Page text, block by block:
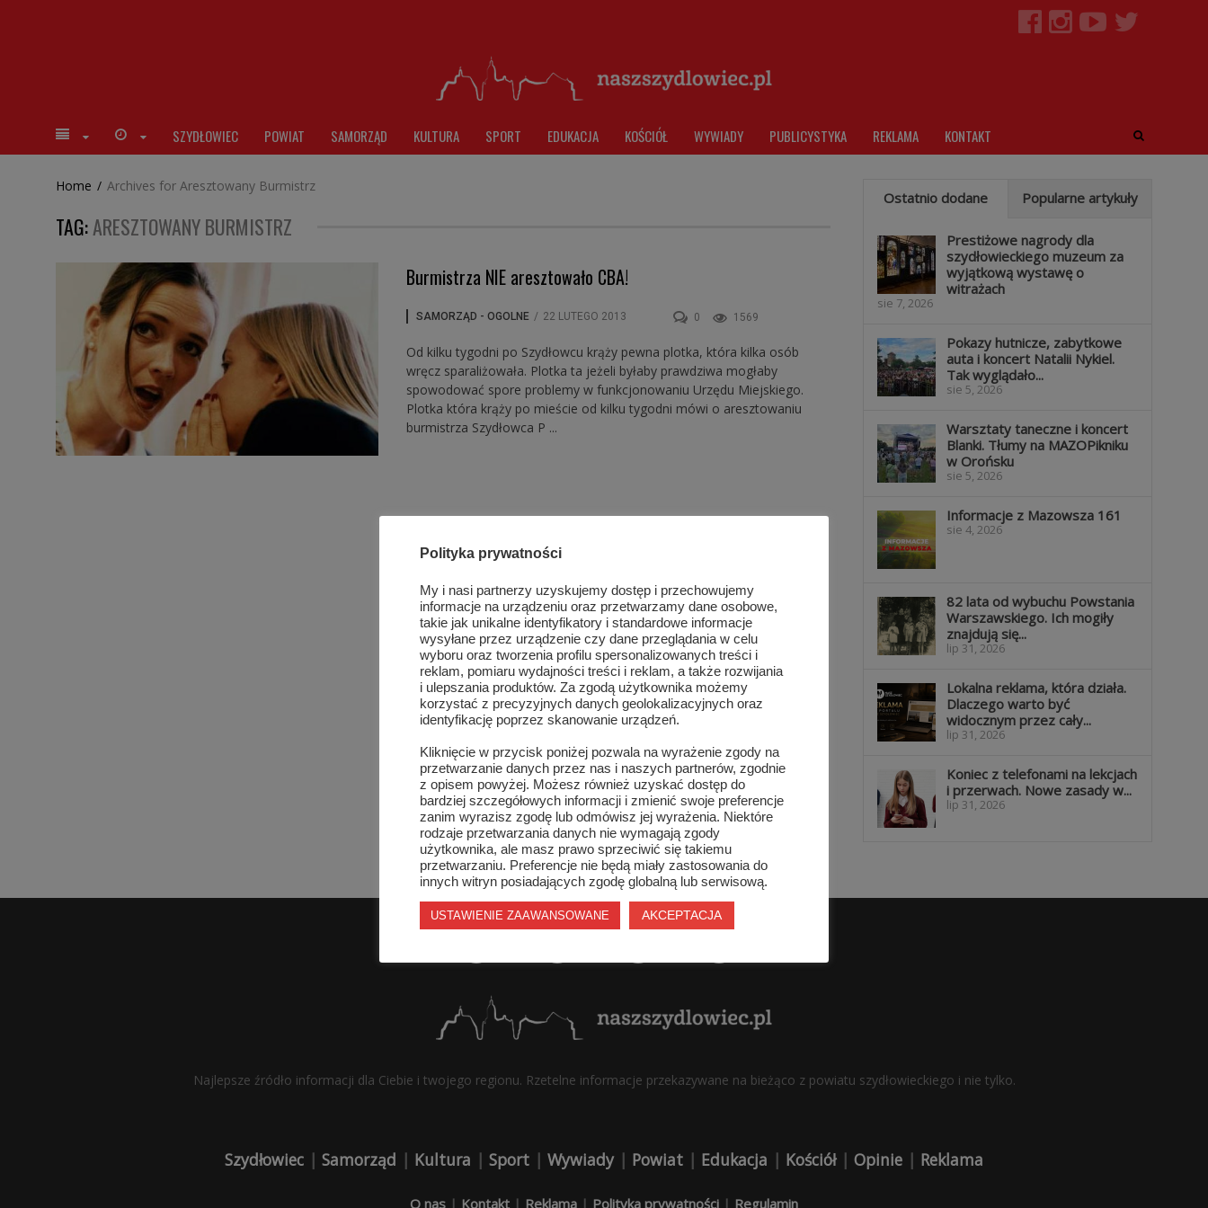
SZYDŁOWIEC POWIAT SAMORZĄD KULTURA SPORT EDUKACJA KOŚCIÓŁ WYWIADY PUBLICYSTYKA REKLAMA KONTAKT
Home / Archives for Aresztowany Burmistrz
TAG:ARESZTOWANY BURMISTRZ
Burmistrza NIE aresztowało CBA!
SAMORZĄD - OGOLNE / 22 LUTEGO 2013 0 1569
Od kilku tygodni po Szydłowcu krąży pewna plotka, która kilka osób
wręcz sparaliżowała. Plotka ta jeżeli byłaby prawdziwa mogłaby
spowodować spore problemy w funkcjonowaniu Urzędu Miejskiego.
Plotka która krąży po mieście od kilku tygodni mówi o aresztowaniu
burmistrza Szydłowca P ...
Ostatnio dodane Popularne artykuły
Prestiżowe nagrody dla
szydłowieckiego muzeum za
wyjątkową wystawę o
witrażach
sie 7, 2026
Pokazy hutnicze, zabytkowe
auta i koncert Natalii Nykiel.
Tak wyglądało...
sie 5, 2026
Warsztaty taneczne i koncert
Blanki. Tłumy na MAZOPikniku
w Orońsku
sie 5, 2026
Informacje z Mazowsza 161
sie 4, 2026
82 lata od wybuchu Powstania
Warszawskiego. Ich mogiły
znajdują się...
lip 31, 2026
Lokalna reklama, która działa.
Dlaczego warto być
widocznym przez cały...
lip 31, 2026
Koniec z telefonami na lekcjach
i przerwach. Nowe zasady w...
lip 31, 2026
Najlepsze źródło informacji dla Ciebie i twojego regionu. Rzetelne informacje przekazywane na bieżąco z powiatu szydłowieckiego i nie tylko.
Szydłowiec | Samorząd | Kultura | Sport | Wywiady| Powiat | Edukacja | Kościół| Opinie | Reklama
O nas | Kontakt | Reklama | Polityka prywatności | Regulamin
Polityka prywatności
My i nasi partnerzy uzyskujemy dostęp i przechowujemy
informacje na urządzeniu oraz przetwarzamy dane osobowe,
takie jak unikalne identyfikatory i standardowe informacje
wysyłane przez urządzenie czy dane przeglądania w celu
wyboru oraz tworzenia profilu spersonalizowanych treści i
reklam, pomiaru wydajności treści i reklam, a także rozwijania
i ulepszania produktów. Za zgodą użytkownika możemy
korzystać z precyzyjnych danych geolokalizacyjnych oraz
identyfikację poprzez skanowanie urządzeń.
Kliknięcie w przycisk poniżej pozwala na wyrażenie zgody na
przetwarzanie danych przez nas i naszych partnerów, zgodnie
z opisem powyżej. Możesz również uzyskać dostęp do
bardziej szczegółowych informacji i zmienić swoje preferencje
zanim wyrazisz zgodę lub odmówisz jej wyrażenia. Niektóre
rodzaje przetwarzania danych nie wymagają zgody
użytkownika, ale masz prawo sprzeciwić się takiemu
przetwarzaniu. Preferencje nie będą miały zastosowania do
innych witryn posiadających zgodę globalną lub serwisową.
USTAWIENIE ZAAWANSOWANE AKCEPTACJA